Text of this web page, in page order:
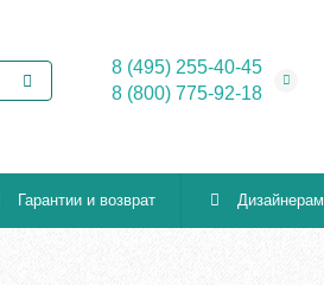
8 (495) 255-40-45
8 (800) 775-92-18
Гарантии и возврат Дизайнерам